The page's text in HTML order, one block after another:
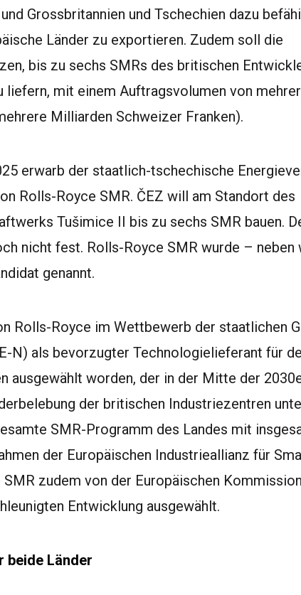
Grossbritannien und Tschechien dazu
Länder zu exportieren. Zudem soll die
bis zu sechs SMRs des britischen
liefern, mit einem Auftragsvolumen von
Milliarden Schweizer Franken).
erwarb der staatlich-tschechische
Rolls-Royce SMR. ČEZ will am Standort des
Tušimice II bis zu sechs SMR bauen.
nicht fest. Rolls-Royce SMR wurde – neben
genannt.
Rolls-Royce im Wettbewerb der staatlichen
N) als bevorzugter Technologielieferant für
ausgewählt worden, der in der Mitte der
der britischen Industriezentren
SMR-Programm des Landes mit
der Europäischen Industrieallianz für
zudem von der Europäischen
Entwicklung ausgewählt.
beide Länder